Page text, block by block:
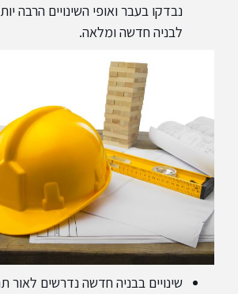
נבדקו בעבר ואופי השינויים הרבה
לבניה חדשה ומלאה.
שינויים בבניה חדשה נדרשים לאור